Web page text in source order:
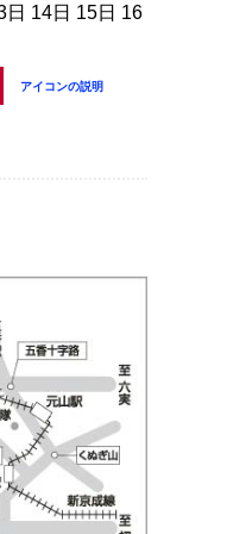
日 14日 15日 16
アイコンの説明